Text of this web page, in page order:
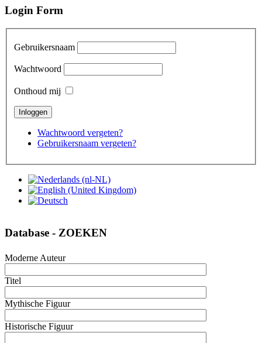
Login Form
Gebruikersnaam
Wachtwoord
Onthoud mij
Wachtwoord vergeten?
Gebruikersnaam vergeten?
Database - ZOEKEN
Moderne Auteur
Titel
Mythische Figuur
Historische Figuur